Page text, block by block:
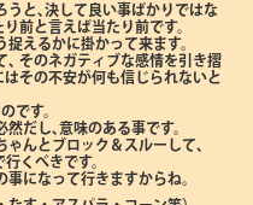
うと､決して良い事ばかりではな
前と言えば当たり前です。
えるかに掛かって来ます。
､ そのネガティブな感情を引き摺
はその不安が何も信じられないと
です。
だし､意味のある事です。
ゃんとブロック＆スルーして､
くべきです。
になって行きますからね。